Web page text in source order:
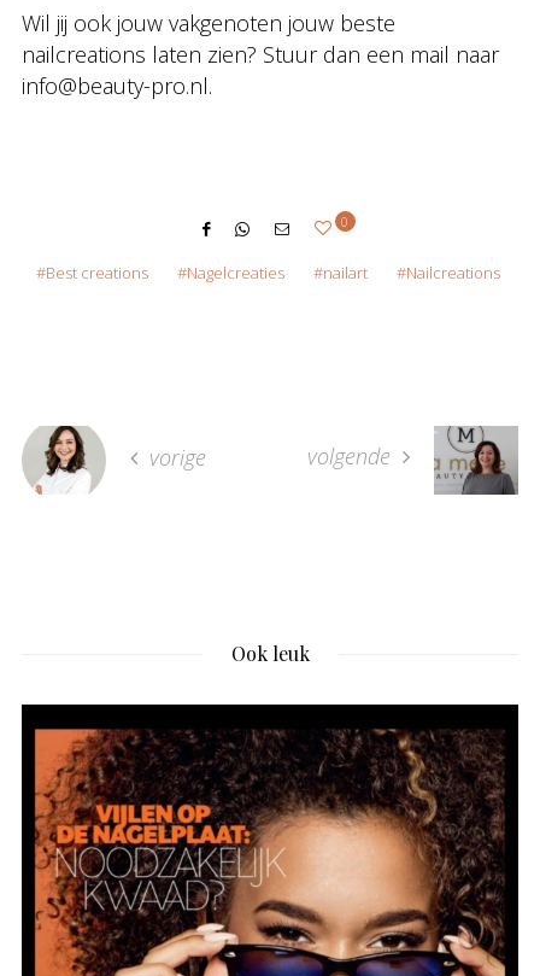
Wil jij ook jouw vakgenoten jouw beste
nailcreations laten zien? Stuur dan een mail naar
info@beauty-pro.nl.
0
Best creations Nagelcreaties nailart Nailcreations
vorige volgende
Ook leuk